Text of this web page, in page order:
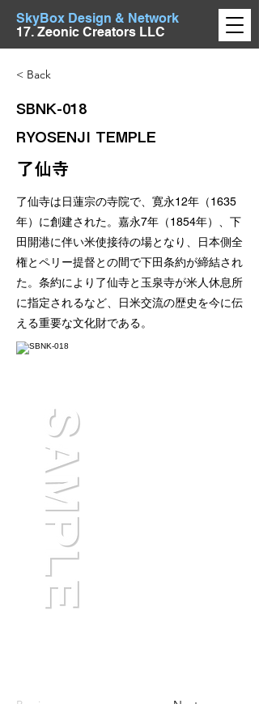
17. Zeonic Creators LLC
SkyBox Design & Network
< Back
SBNK-018
RYOSENJI TEMPLE
了仙寺
了仙寺は日蓮宗の寺院で、寛永12年（1635
年）に創建された。嘉永7年（1854年）、下
田開港に伴い米使接待の場となり、日本側全
権とペリー提督との間で下田条約が締結され
た。条約により了仙寺と玉泉寺が米人休息所
に指定されるなど、日米交流の歴史を今に伝
える重要な文化財である。
Previous Next